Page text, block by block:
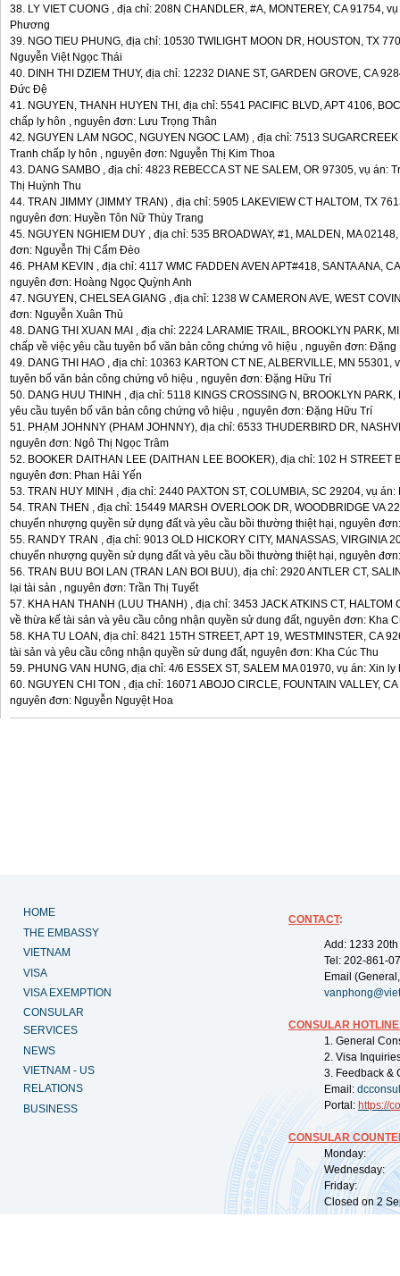
38. LY VIET CUONG , địa chỉ: 208N CHANDLER, #A, MONTEREY, CA 91754,
Phương
39. NGO TIEU PHUNG, địa chỉ: 10530 TWILIGHT MOON DR, HOUSTON, TX
Nguyễn Việt Ngọc Thái
40. DINH THI DZIEM THUY, địa chỉ: 12232 DIANE ST, GARDEN GROVE, CA
Đức Đệ
41. NGUYEN, THANH HUYEN THI, địa chỉ: 5541 PACIFIC BLVD, APT 4106,
chấp ly hôn , nguyên đơn: Lưu Trọng Thân
42. NGUYEN LAM NGOC, NGUYEN NGOC LAM) , địa chỉ: 7513
Tranh chấp ly hôn , nguyên đơn: Nguyễn Thị Kim Thoa
43. DANG SAMBO , địa chỉ: 4823 REBECCA ST NE SALEM, OR 97305, vụ án:
Thị Huỳnh Thu
44. TRAN JIMMY (JIMMY TRAN) , địa chỉ: 5905 LAKEVIEW CT HALTOM, TX
nguyên đơn: Huyền Tôn Nữ Thùy Trang
45. NGUYEN NGHIEM DUY , địa chỉ: 535 BROADWAY, #1, MALDEN, MA
đơn: Nguyễn Thị Cẩm Đèo
46. PHAM KEVIN , địa chỉ: 4117 WMC FADDEN AVEN APT#418, SANTA ANA,
nguyên đơn: Hoàng Ngọc Quỳnh Anh
47. NGUYEN, CHELSEA GIANG , địa chỉ: 1238 W CAMERON AVE, WEST
đơn: Nguyễn Xuân Thủ
48. DANG THI XUAN MAI , địa chỉ: 2224 LARAMIE TRAIL, BROOKLYN PARK,
chấp về việc yêu cầu tuyên bố văn bản công chứng vô hiệu , nguyên đơn: Đặng
49. DANG THI HAO , địa chỉ: 10363 KARTON CT NE, ALBERVILLE, MN 55301,
tuyên bố văn bản công chứng vô hiệu , nguyên đơn: Đặng Hữu Trí
50. DANG HUU THINH , địa chỉ: 5118 KINGS CROSSING N, BROOKLYN
yêu cầu tuyên bố văn bản công chứng vô hiệu , nguyên đơn: Đặng Hữu Trí
51. PHẠM JOHNNY (PHAM JOHNNY), địa chỉ: 6533 THUDERBIRD DR,
nguyên đơn: Ngô Thị Ngọc Trâm
52. BOOKER DAITHAN LEE (DAITHAN LEE BOOKER), địa chỉ: 102 H STREET
nguyên đơn: Phan Hải Yến
53. TRAN HUY MINH , địa chỉ: 2440 PAXTON ST, COLUMBIA, SC 29204, vụ
54. TRAN THEN , địa chỉ: 15449 MARSH OVERLOOK DR, WOODBRIDGE VA
chuyển nhượng quyền sử dụng đất và yêu cầu bồi thường thiệt hại, nguyên
55. RANDY TRAN , địa chỉ: 9013 OLD HICKORY CITY, MANASSAS, VIRGINIA
chuyển nhượng quyền sử dụng đất và yêu cầu bồi thường thiệt hại, nguyên
56. TRAN BUU BOI LAN (TRAN LAN BOI BUU), địa chỉ: 2920 ANTLER CT,
lại tài sản , nguyên đơn: Trần Thị Tuyết
57. KHA HAN THANH (LUU THANH) , địa chỉ: 3453 JACK ATKINS CT, HALTOM
về thừa kế tài sản và yêu cầu công nhận quyền sử dung đất, nguyên đơn: Kha
58. KHA TU LOAN, địa chỉ: 8421 15TH STREET, APT 19, WESTMINSTER, CA
tài sản và yêu cầu công nhận quyền sử dung đất, nguyên đơn: Kha Cúc Thu
59. PHUNG VAN HUNG, địa chỉ: 4/6 ESSEX ST, SALEM MA 01970, vụ án: Xin
60. NGUYEN CHI TON , địa chỉ: 16071 ABOJO CIRCLE, FOUNTAIN VALLEY,
nguyên đơn: Nguyễn Nguyệt Hoa
HOME
THE EMBASSY
VIETNAM
VISA
VISA EXEMPTION
CONSULAR
SERVICES
NEWS
VIETNAM - US
RELATIONS
BUSINESS
CONTACT:
Add: 1233
Tel: 202-861-
Email
CONSULAR
1. General
2. Visa
3. Feedback &
Email:
Portal: https://
CONSULAR
Monday:
Wednesday:
Friday:
Closed on 2